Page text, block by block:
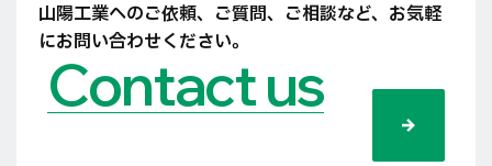
山陽工業へのご依頼、ご質問、ご相談など、 お気軽
にお問い合わせください。
Contact us